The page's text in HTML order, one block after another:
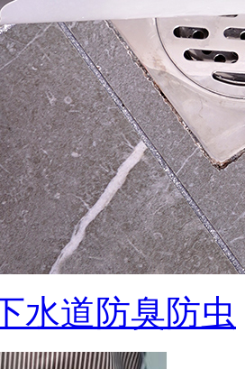
水道防臭防虫